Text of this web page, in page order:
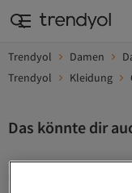
Trendyol Damen
Trendyol
Kleidung
Das könnte dir